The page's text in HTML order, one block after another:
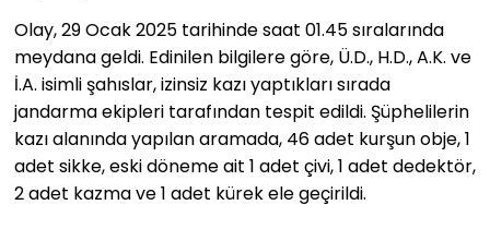
Olay, 29 Ocak 2025 tarihinde saat 01.45 sıralarında
meydana geldi. Edinilen bilgilere göre, Ü.D., H.D., A.K. ve
İ.A. isimli şahıslar, izinsiz kazı yaptıkları sırada
jandarma ekipleri tarafından tespit edildi. Şüphelilerin
kazı alanında yapılan aramada, 46 adet kurşun obje, 1
adet sikke, eski döneme ait 1 adet çivi, 1 adet dedektör,
2 adet kazma ve 1 adet kürek ele geçirildi.